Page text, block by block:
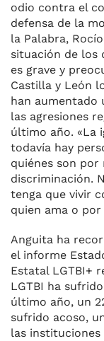
odio contra el
defensa de la
la Palabra,
situación de los
es grave y
Castilla y León
han aumentado
las agresiones
último año. «La
todavía hay
quiénes son por
discriminación.
tenga que vivir
quien ama o
Anguita ha
el informe
Estatal LGTBI+
LGTBI ha
último año, un
sufrido acoso,
las instituciones